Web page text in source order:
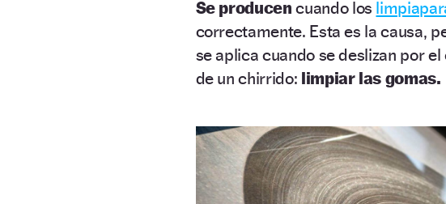
Se producen cuando los
correctamente. Esta es la causa,
se aplica cuando se deslizan por
de un chirrido: limpiar las gomas.